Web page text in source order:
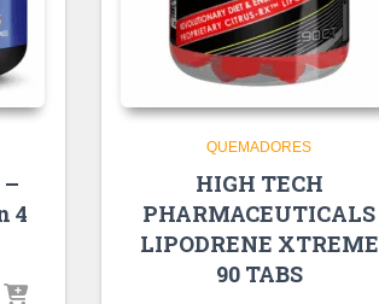
4
QUEMADORES
HIGH TECH
PHARMACEUTICALS
LIPODRENE XTREME
90 TABS